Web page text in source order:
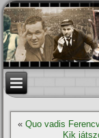
«Quo vadis
Kik